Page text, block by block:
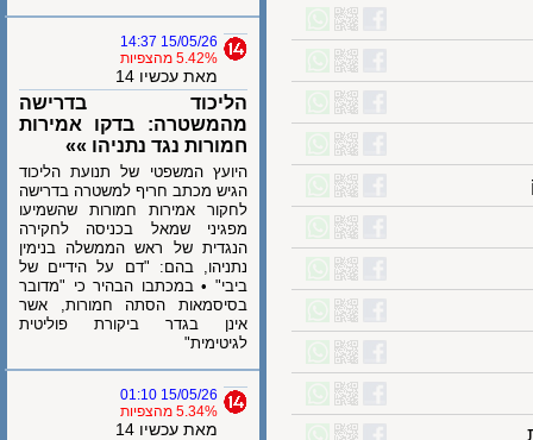
15/05/26 14:37
5.42% מהצפיות
מאת עכשיו 14
הליכוד בדרישה
מהמשטרה: בדקו אמירות
חמורות נגד נתניהו »»
היועץ המשפטי של תנועת הליכוד
הגיש מכתב חריף למשטרה בדרישה
לחקור אמירות חמורות שהשמיעו
מפגיני שמאל בכניסה לחקירה
הנגדית של ראש הממשלה בנימין
נתניהו, בהם: "דם על הידיים של
ביבי" • במכתבו הבהיר כי "מדובר
בסיסמאות הסתה חמורות, אשר
אינן בגדר ביקורת פוליטית
לגיטימית"
15/05/26 01:10
5.34% מהצפיות
מאת עכשיו 14